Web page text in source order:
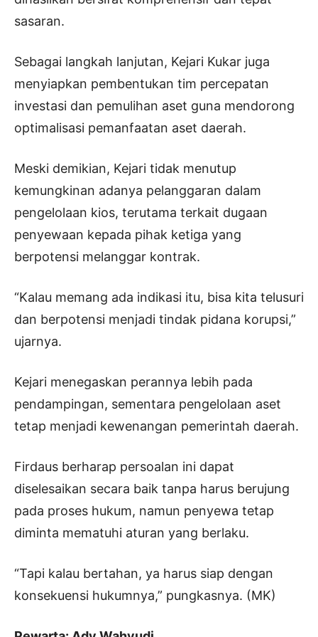
sasaran.
Sebagai langkah lanjutan, Kejari Kukar juga
menyiapkan pembentukan tim percepatan
investasi dan pemulihan aset guna mendorong
optimalisasi pemanfaatan aset daerah.
Meski demikian, Kejari tidak menutup
kemungkinan adanya pelanggaran dalam
pengelolaan kios, terutama terkait dugaan
penyewaan kepada pihak ketiga yang
berpotensi melanggar kontrak.
“Kalau memang ada indikasi itu, bisa kita telusuri
dan berpotensi menjadi tindak pidana korupsi,”
ujarnya.
Kejari menegaskan perannya lebih pada
pendampingan, sementara pengelolaan aset
tetap menjadi kewenangan pemerintah daerah.
Firdaus berharap persoalan ini dapat
diselesaikan secara baik tanpa harus berujung
pada proses hukum, namun penyewa tetap
diminta mematuhi aturan yang berlaku.
“Tapi kalau bertahan, ya harus siap dengan
konsekuensi hukumnya,” pungkasnya. (MK)